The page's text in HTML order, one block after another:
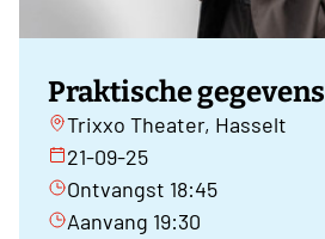
Praktische gegevens
Trixxo Theater, Hasselt
21-09-25
Ontvangst 18:45
Aanvang 19:30